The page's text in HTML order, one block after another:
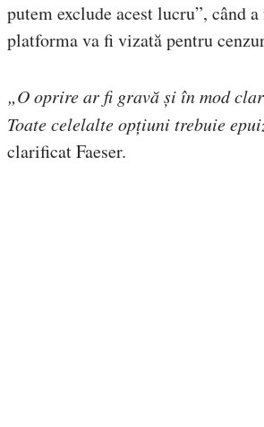
putem exclude acest lucru”, când
platforma va fi vizată pentru
„O oprire ar fi gravă și în mod
Toate celelalte opțiuni trebuie
clarificat Faeser.